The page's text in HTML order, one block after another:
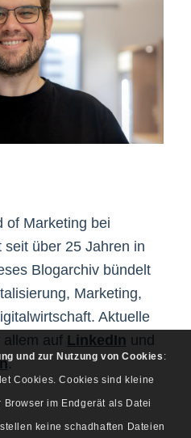
of Marketing bei
seit über 25 Jahren in
Blogarchiv bündelt
Marketing,
Aktuelle
allem auf LinkedIn und
. und zur Nutzung von Cookies :
Cookies. Cookies sind kleine
im Endgerät als Datei
keine schadhaften Dateien